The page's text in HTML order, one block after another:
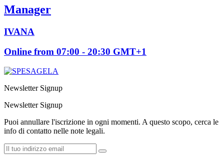
Manager
IVANA
Online from 07:00 - 20:30 GMT+1
Newsletter Signup
Newsletter Signup
Puoi annullare l'iscrizione in ogni momenti. A questo scopo, cerca le
info di contatto nelle note legali.